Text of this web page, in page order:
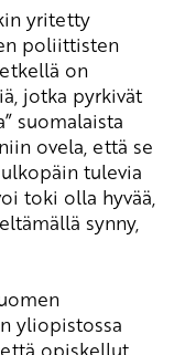
yritetty
poliittisten
on
jotka pyrkivät
suomalaista
ovela, että se
tulevia
toki olla hyvää,
synny,
yliopistossa
opiskellut